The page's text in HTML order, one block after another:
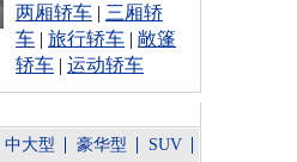
两厢轿车 | 三厢轿
车 | 旅行轿车 | 敞篷
轿车 | 运动轿车
中大型 豪华型 SUV